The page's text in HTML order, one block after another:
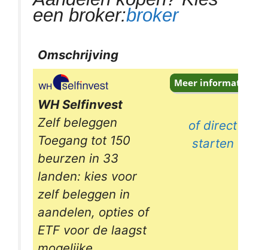
een broker:broker
Omschrijving
Omschrijving
WH Selfinvest
Zelf beleggen
Toegang tot 150
beurzen in 33
landen: kies voor
zelf beleggen in
aandelen, opties of
ETF voor de laagst
of direct
starten